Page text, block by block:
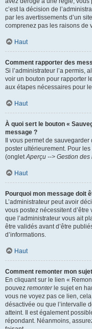
c’est la décision de
par les avertissements d’un
comprenez pas les raisons de
Haut
Comment rapporter des
Si l’administrateur l’a permis,
voir un bouton pour rapporter
aux étapes nécessaires pour
Haut
À quoi sert le bouton «
message ?
Il vous permet de
poster ultérieurement. Pour
(ongletAperçu --> Gestion
Haut
Pourquoi mon message doit
L’administrateur peut avoir
vous postez nécessitent
que l’administrateur vous ait
être validés avant d’être
d’informations.
Haut
Comment remonter mon
En cliquant sur le lien «
pouvez remonterle sujet en
vous ne voyez pas ce lien,
désactivée ou que l’intervalle
atteint. Il est également
répondant. Néanmoins,